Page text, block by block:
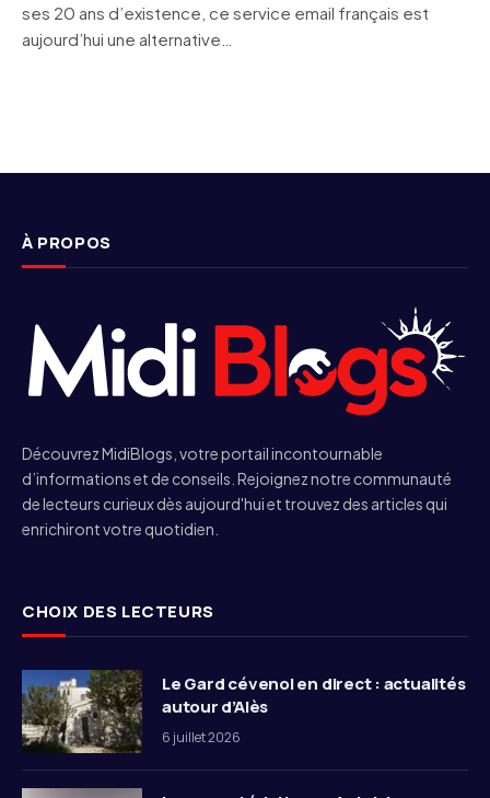
ses 20 ans d’existence, ce service email français est
aujourd’hui une alternative…
À PROPOS
Découvrez MidiBlogs, votre portail incontournable
d’informations et de conseils. Rejoignez notre communauté
de lecteurs curieux dès aujourd'hui et trouvez des articles qui
enrichiront votre quotidien.
CHOIX DES LECTEURS
Le Gard cévenol en direct : actualités
autour d’Alès
6 juillet 2026